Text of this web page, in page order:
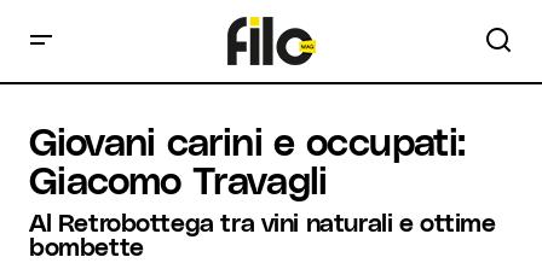
Giovani carini e occupati:
Giacomo Travagli
Al Retrobottega tra vini naturali e ottime
bombette